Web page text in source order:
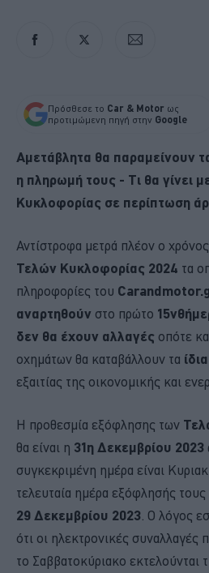
Πρόσθεσε το Car & Motor ως
προτιμώμενη πηγή στην Google
Αμετάβλητα θα παραμείνουν
η πληρωμή τους - Τι θα γίνει
Κυκλοφορίας σε περίπτωση
Αντίστροφα μετρά πλέον ο
Τελών Κυκλοφορίας 2024 τα
πληροφορίες του
αναρτηθούν στο πρώτο
δεν θα έχουν αλλαγές οπότε
οχημάτων θα καταβάλλουν τα
εξαιτίας της οικονομικής και
Η προθεσμία εξόφλησης των
θα είναι η 31η Δεκεμβρίου 2023
συγκεκριμένη ημέρα είναι
τελευταία ημέρα εξόφλησής τους
29 Δεκεμβρίου 2023 . Ο λόγος
ότι οι ηλεκτρονικές συναλλαγές
το Σαββατοκύριακο εκτελούνται